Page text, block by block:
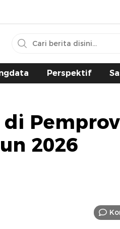
Perspektif
di Pemprov
2026